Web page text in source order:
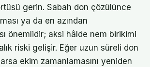
gerin. Sabah don çözülünce
ya da en azından
önemlidir; aksi hâlde nem birikimi
riski gelişir. Eğer uzun süreli don
ekim zamanlamasını yeniden